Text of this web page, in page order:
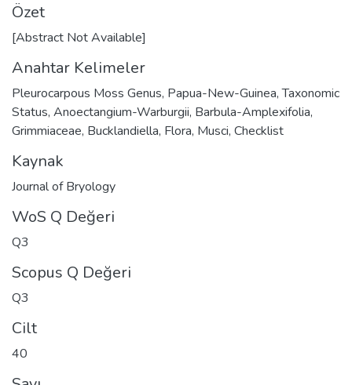
Özet
[Abstract Not Available]
Anahtar Kelimeler
Pleurocarpous Moss Genus, Papua-New-Guinea,Taxonomic
Status, Anoectangium-Warburgii, Barbula-Amplexifolia,
Grimmiaceae, Bucklandiella, Flora, Musci, Checklist
Kaynak
Journal of Bryology
WoS Q Değeri
Q3
Scopus Q Değeri
Q3
Cilt
40